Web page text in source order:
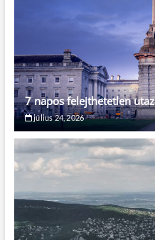
7 napos felejthetetlen
július 24, 2026